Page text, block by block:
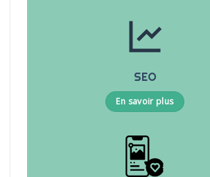
SEO
En savoir plus